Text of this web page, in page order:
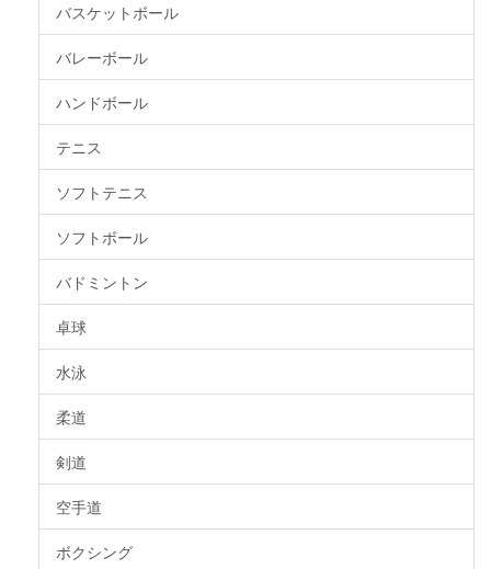
バスケットボール
バレーボール
ハンドボール
テニス
ソフトテニス
ソフトボール
バドミントン
卓球
水泳
柔道
剣道
空手道
ボクシング